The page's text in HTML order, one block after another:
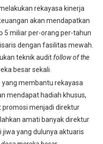
rekayasa kinerja
akan mendapatkan
5 miliar per-orang per-tahun
dengan fasilitas mewah.
teknik audit follow of the
besar sekali.
membantu rekayasa
mendapat hadiah khusus,
promosi menjadi direktur
amati banyak direktur
jiwa yang dulunya aktuaris